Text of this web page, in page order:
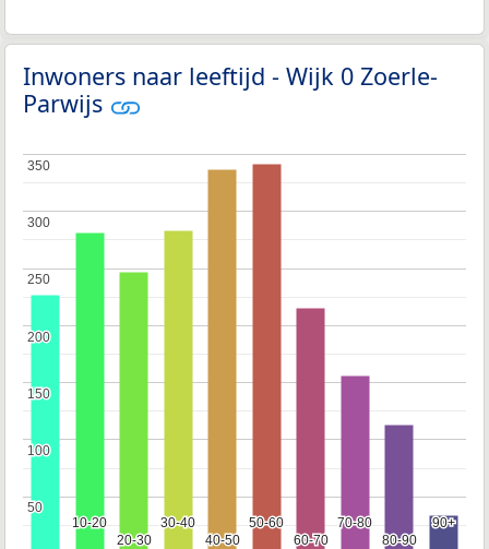
Inwoners naar leeftijd - Wijk 0 Zoerle-
Parwijs
10-20
10-20
20-30
20-30
30-40
30-40
40-50
40-50
50-60
50-60
60-70
60-70
70-80
70-80
80-90
80-90
90+
90+
50
50
100
100
150
150
200
200
250
250
300
300
350
350